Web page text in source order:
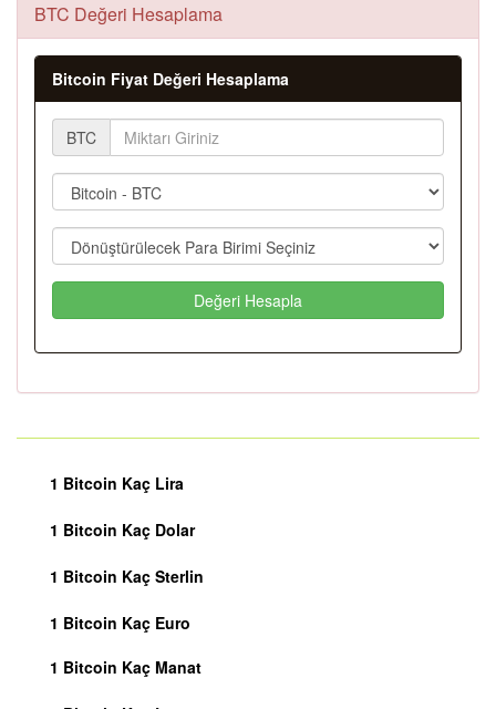
BTC Değeri Hesaplama
Bitcoin Fiyat Değeri Hesaplama
BTC
Değeri Hesapla
1 Bitcoin Kaç Lira
1 Bitcoin Kaç Dolar
1 Bitcoin Kaç Sterlin
1 Bitcoin Kaç Euro
1 Bitcoin Kaç Manat